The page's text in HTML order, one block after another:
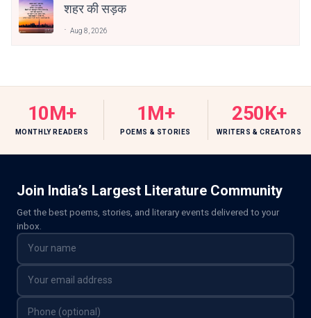
शहर की सड़क
Aug 8, 2026
10M+
MONTHLY READERS
1M+
POEMS & STORIES
250K+
WRITERS & CREATORS
Join India’s Largest Literature Community
Get the best poems, stories, and literary events delivered to your
inbox.